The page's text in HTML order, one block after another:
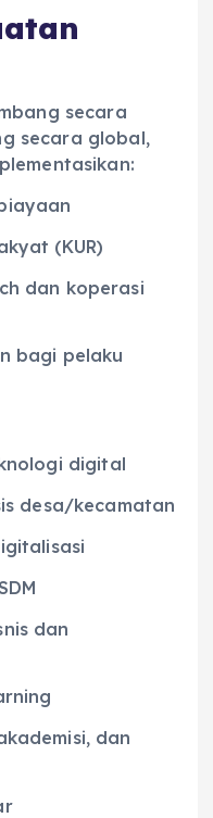
secara
secara global,
(KUR)
dan koperasi
bagi pelaku
digital
desa/kecamatan
dan
dan